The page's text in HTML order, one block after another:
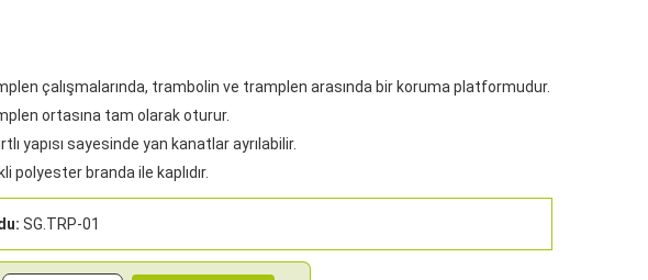
çalışmalarında, trambolin ve tramplen arasında bir koruma platformudur.
ortasına tam olarak oturur.
yapısı sayesinde yan kanatlar ayrılabilir.
polyester branda ile kaplıdır.
SG.TRP-01